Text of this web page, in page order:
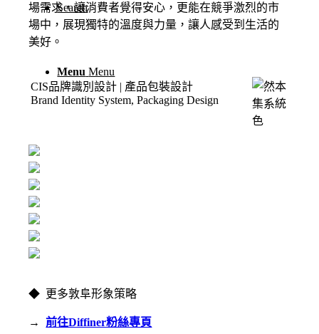
Search
Menu Menu
場需求，讓消費者覺得安心，更能在競爭激烈的市
場中，展現獨特的溫度與力量，讓人感受到生活的
美好。
CIS品牌識別設計 | 產品包裝設計
Brand Identity System, Packaging Design
◆ 更多敦阜形象策略
→前往Diffiner粉絲專頁